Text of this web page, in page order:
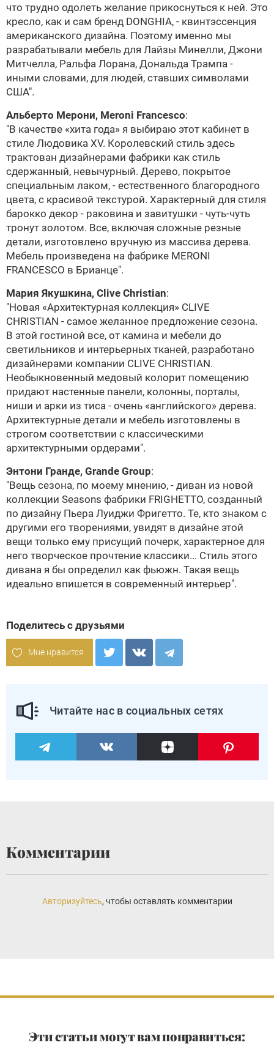
что трудно одолеть желание прикоснуться к ней. Это
кресло, как и сам бренд DONGHIA, - квинтэссенция
американского дизайна. Поэтому именно мы
разрабатывали мебель для Лайзы Минелли, Джони
Митчелла, Ральфа Лорана, Дональда Трампа -
иными словами, для людей, ставших символами
США".
Альберто Мерони, Meroni Francesco:
"В качестве «хита года» я выбираю этот кабинет в
стиле Людовика ХV. Королевский стиль здесь
трактован дизайнерами фабрики как стиль
сдержанный, невычурный. Дерево, покрытое
специальным лаком, - естественного благородного
цвета, с красивой текстурой. Характерный для стиля
барокко декор - раковина и завитушки - чуть-чуть
тронут золотом. Все, включая сложные резные
детали, изготовлено вручную из массива дерева.
Мебель произведена на фабрике MERONI
FRANCESCO в Брианце".
Мария Якушкина, Clive Christian:
"Новая «Архитектурная коллекция» CLIVE
CHRISTIAN - самое желанное предложение сезона.
В этой гостиной все, от камина и мебели до
светильников и интерьерных тканей, разработано
дизайнерами компании CLIVE CHRISTIAN.
Необыкновенный медовый колорит помещению
придают настенные панели, колонны, порталы,
ниши и арки из тиса - очень «английского» дерева.
Архитектурные детали и мебель изготовлены в
строгом соответствии с классическими
архитектурными ордерами".
Энтони Гранде, Grande Group:
"Вещь сезона, по моему мнению, - диван из новой
коллекции Seasons фабрики FRIGHETTO, созданный
по дизайну Пьера Луиджи Фригетто. Те, кто знаком с
другими его творениями, увидят в дизайне этой
вещи только ему присущий почерк, характерное для
него творческое прочтение классики... Стиль этого
дивана я бы определил как фьюжн. Такая вещь
идеально впишется в современный интерьер".
Поделитесь с друзьями
Мне нравится
Читайте нас в социальных сетях
Комментарии
Авторизуйтесь, чтобы оставлять комментарии
Эти статьи могут вам понравиться: